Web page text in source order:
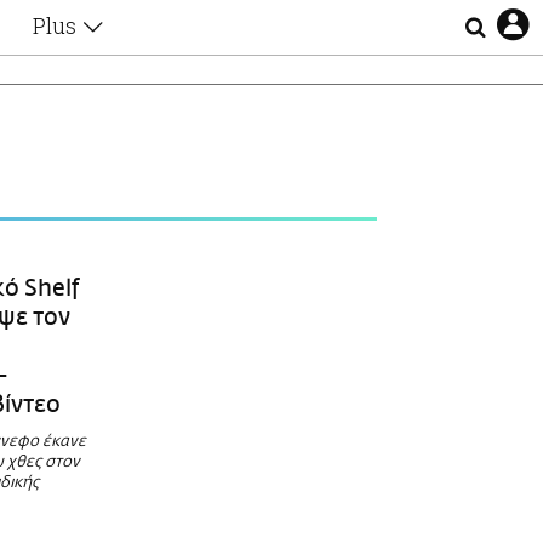
Plus
Απώλειες
Lgbtqi+
Shelf
τον
έκανε
χθες στον